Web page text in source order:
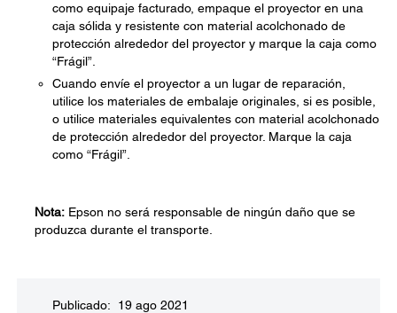
como equipaje facturado, empaque el proyector en una
caja sólida y resistente con material acolchonado de
protección alrededor del proyector y marque la caja como
“Frágil”.
Cuando envíe el proyector a un lugar de reparación,
utilice los materiales de embalaje originales, si es posible,
o utilice materiales equivalentes con material acolchonado
de protección alrededor del proyector. Marque la caja
como “Frágil”.
Nota: Epson no será responsable de ningún daño que se
produzca durante el transporte.
Publicado: 19 ago 2021